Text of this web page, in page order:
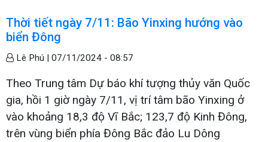
Thời tiết ngày 7/11: Bão Yinxing hướng vào
biển Đông
Lê Phú | 07/11/2024 - 08:57
Theo Trung tâm Dự báo khí tượng thủy văn Quốc
gia, hồi 1 giờ ngày 7/11, vị trí tâm bão Yinxing ở
vào khoảng 18,3 độ Vĩ Bắc; 123,7 độ Kinh Đông,
trên vùng biển phía Đông Bắc đảo Lu Dông